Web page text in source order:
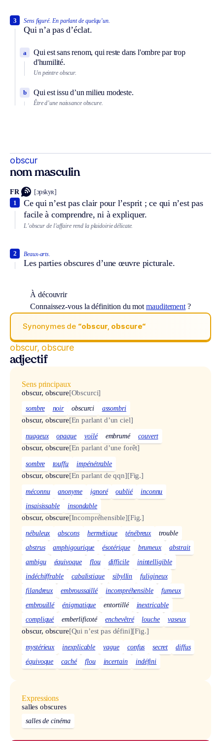
Sens figuré. En parlant de quelqu’un.
Qui n’a pas d’éclat.
3
Qui est sans renom, qui reste dans l'ombre par trop
d'humilité.
a
Un peintre obscur.
Qui est issu d’un milieu modeste.
b
Être d’une naissance obscure.
obscur
nom masculin
FR [ɔpskyʀ]
Ce qui n’est pas clair pour l’esprit ; ce qui n’est pas
facile à comprendre, ni à expliquer.
1
L’obscur de l’affaire rend la plaidoirie délicate.
Beaux-arts.
Les parties obscures d’une œuvre picturale.
2
À découvrir
Connaissez-vous la définition du motmauditement ?
Synonymes de “obscur, obscure“
obscur, obscure
adjectif
Sens principaux
obscur, obscure[Obscurci]
sombre noir obscurci assombri
obscur, obscure[En parlant d’un ciel]
nuageux opaque voilé embrumé couvert
obscur, obscure[En parlant d’une forêt]
sombre touffu impénétrable
obscur, obscure[En parlant de qqn][Fig.]
méconnu anonyme ignoré oublié
inconnu
insaisissable
insondable
obscur, obscure[Incompréhensible][Fig.]
nébuleux abscons hermétique ténébreux
trouble
abstrus
amphigourique ésotérique brumeux
abstrait
ambigu
équivoque flou difficile
inintelligible
indéchiffrable
cabalistique sibyllin
fuligineux
filandreux
embroussaillé incompréhensible
fumeux
embrouillé
énigmatique entortillé
inextricable
compliqué
emberlificoté enchevêtré louche vaseux
obscur, obscure[Qui n’est pas défini][Fig.]
mystérieux inexplicable vague confus secret
diffus
équivoque
caché flou incertain indéfini
Expressions
salles obscures
salles de cinéma